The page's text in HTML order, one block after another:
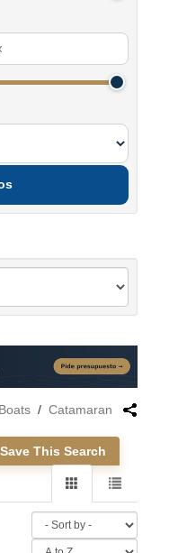
/ Catamaran
Save This Search